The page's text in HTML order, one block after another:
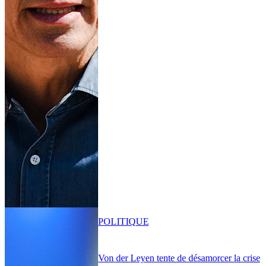
Von der Leyen tente de désamorcer la crise
POLITIQUE